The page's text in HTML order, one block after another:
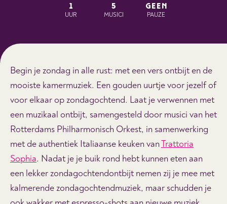
1
UUR
5
MUSICI
GEEN
PAUZE
Begin je zondag in alle rust: met een vers ontbijt en de
mooiste kamermuziek. Een gouden uurtje voor jezelf of
voor elkaar op zondagochtend. Laat je verwennen met
een muzikaal ontbijt, samengesteld door musici van het
Rotterdams Philharmonisch Orkest, in samenwerking
met de authentiek Italiaanse keuken vanTrattoria
Sophia. Nadat je je buik rond hebt kunnen eten aan
een lekker zondagochtendontbijt nemen zij je mee met
kalmerende zondagochtendmuziek, maar schudden je